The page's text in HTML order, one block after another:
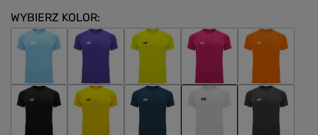
WYBIERZ KOLOR